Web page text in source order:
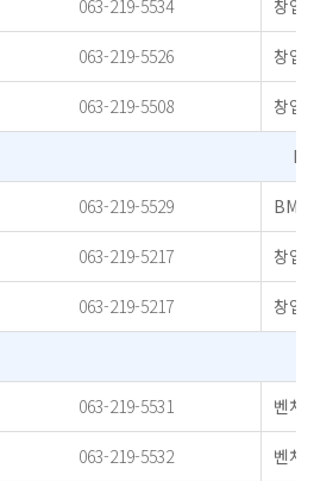
063-219-5534 창업
063-219-5526 창업
063-219-5508 창업
063-219-5529 BM
063-219-5217 창업
063-219-5217 창업
063-219-5531 벤처
063-219-5532 벤처